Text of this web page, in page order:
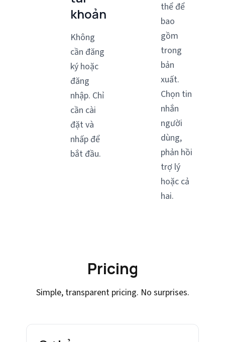
khoản
Không
cần đăng
ký hoặc
đăng
nhập. Chỉ
cần cài
đặt và
nhấp để
bắt đầu.
thể để
bao
gồm
trong
bản
xuất.
Chọn tin
nhắn
người
dùng,
phản hồi
trợ lý
hoặc cả
hai.
Pricing
Simple, transparent pricing. No surprises.